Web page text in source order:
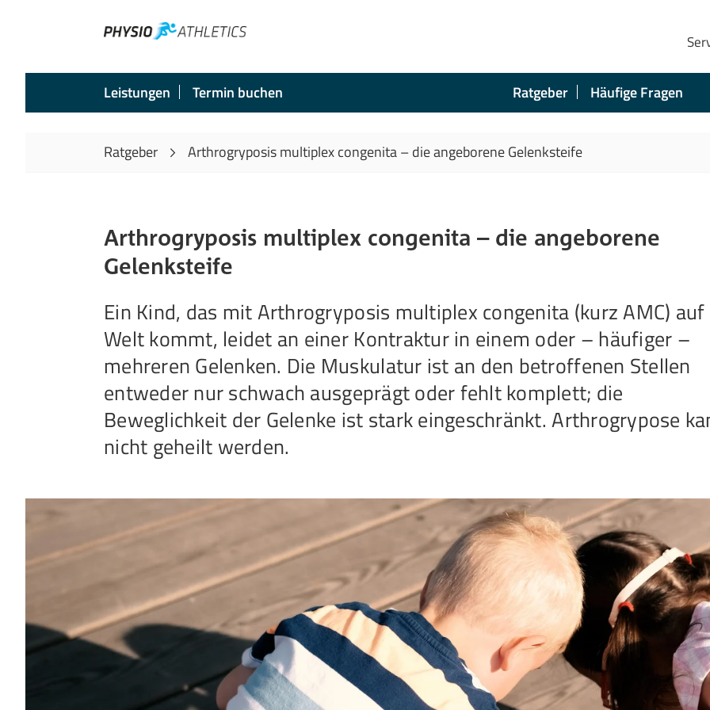
Leistungen Termin buchen Ratgeber Häufige Fragen
Ratgeber Arthrogryposis multiplex congenita – die angeborene Gelenksteife
Arthrogryposis multiplex congenita – die angeborene
Gelenksteife
Ein Kind, das mit Arthrogryposis multiplex congenita (kurz AMC)
Welt kommt, leidet an einer Kontraktur in einem oder – häufiger –
mehreren Gelenken. Die Muskulatur ist an den betroffenen Stellen
entweder nur schwach ausgeprägt oder fehlt komplett; die
Beweglichkeit der Gelenke ist stark eingeschränkt. Arthrogrypose
nicht geheilt werden.